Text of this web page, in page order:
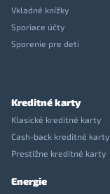
Vkladné knížky
Sporiace účty
Sporenie pre deti
Kreditné karty
Klasické kreditné karty
Cash-back kreditné karty
Prestížne kreditné karty
Energie